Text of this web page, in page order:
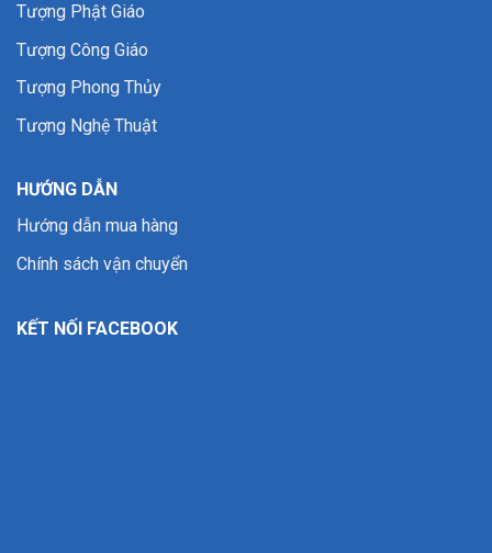
Tượng Phật Giáo
Tượng Công Giáo
Tượng Phong Thủy
Tượng Nghệ Thuật
HƯỚNG DẪN
Hướng dẫn mua hàng
Chính sách vận chuyển
KẾT NỐI FACEBOOK